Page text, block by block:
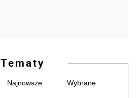
Tematy
Najnowsze Wybrane